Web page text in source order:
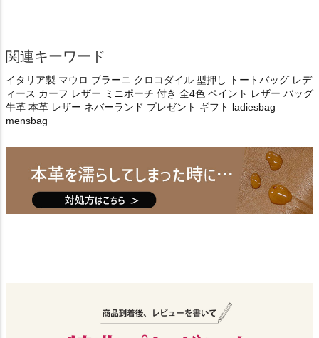
関連キーワード
イタリア製 マウロ ブラーニ クロコダイル 型押し トートバッグ レデ
ィース カーフ レザー ミニポーチ 付き 全4色 ペイント レザー バッグ
牛革 本革 レザー ネバーランド プレゼント ギフト ladiesbag
mensbag